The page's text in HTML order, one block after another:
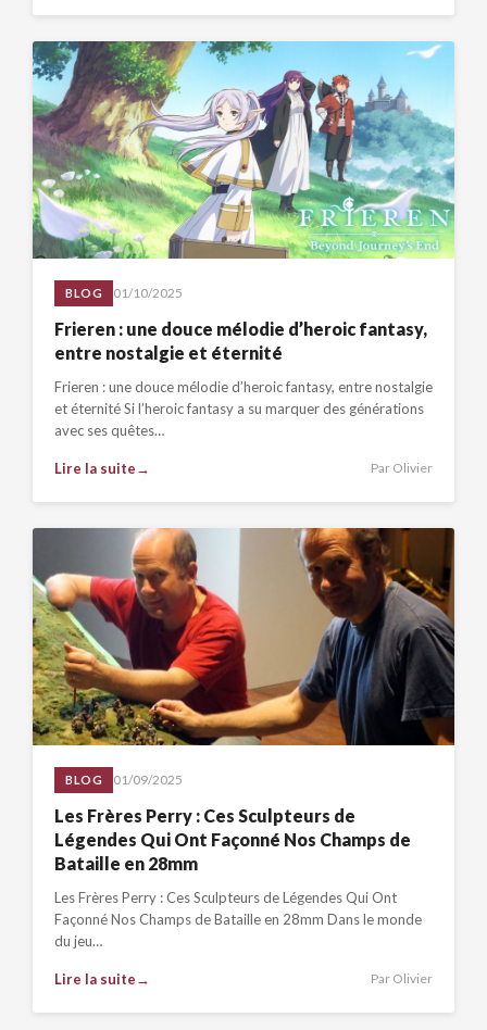
BLOG 01/10/2025
Frieren : une douce mélodie d’heroic fantasy,
entre nostalgie et éternité
Frieren : une douce mélodie d’heroic fantasy, entre nostalgie
et éternité Si l’heroic fantasy a su marquer des générations
avec ses quêtes…
Lire la suite Par Olivier
BLOG 01/09/2025
Les Frères Perry : Ces Sculpteurs de
Légendes Qui Ont Façonné Nos Champs de
Bataille en 28mm
Les Frères Perry : Ces Sculpteurs de Légendes Qui Ont
Façonné Nos Champs de Bataille en 28mm Dans le monde
du jeu…
Lire la suite Par Olivier